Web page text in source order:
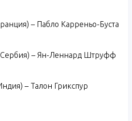
– Пабло Карреньо-Буста
– Ян-Леннард Штруфф
– Талон Грикспур